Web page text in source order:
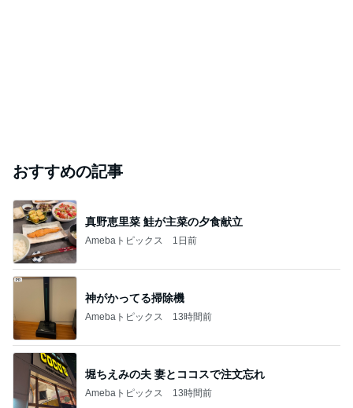
おすすめの記事
真野恵里菜 鮭が主菜の夕食献立
Amebaトピックス 1日前
神がかってる掃除機
Amebaトピックス 13時間前
堀ちえみの夫 妻とココスで注文忘れ
Amebaトピックス 13時間前